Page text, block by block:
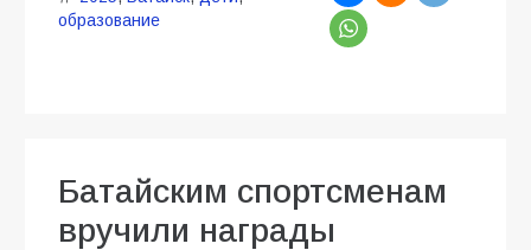
образование
Батайским спортсменам
вручили награды